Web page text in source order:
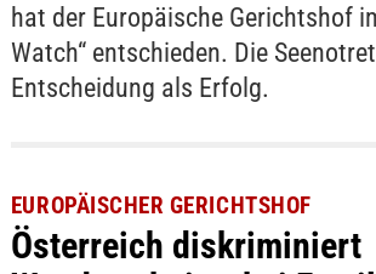
hat der Europäische Gerichtshof
Watch“ entschieden. Die
Entscheidung als Erfolg.
EUROPÄISCHER GERICHTSHOF
Österreich diskriminiert